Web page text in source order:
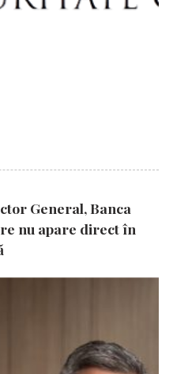
General, Banca
nu apare direct în